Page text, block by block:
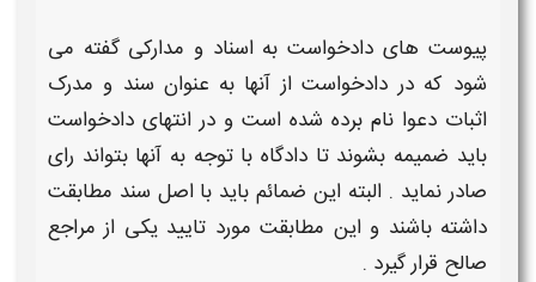
پیوست های دادخواست به اسناد و مدارکی گفته می
شود که در دادخواست از آنها به عنوان سند و مدرک
اثبات دعوا نام برده شده است و در انتهای دادخواست
باید ضمیمه بشوند تا دادگاه با توجه به آنها بتواند رای
صادر نماید . البته این ضمائم باید با اصل سند مطابقت
داشته باشند و این مطابقت مورد تایید یکی از مراجع
صالح قرار گیرد .